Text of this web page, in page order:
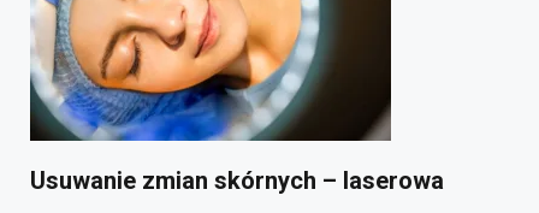
Usuwanie zmian skórnych – laserowa